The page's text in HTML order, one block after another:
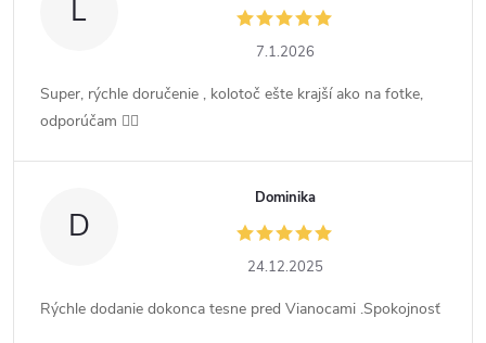
L
7.1.2026
Super, rýchle doručenie , kolotoč ešte krajší ako na fotke,
odporúčam 👍🏻
D
Dominika
24.12.2025
Rýchle dodanie dokonca tesne pred Vianocami .Spokojnosť